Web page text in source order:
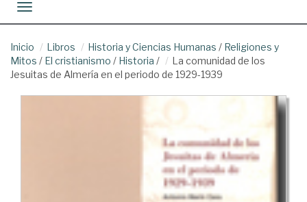
Toggle navigation
Inicio Libros Historia y Ciencias Humanas / Religiones y
Mitos / El cristianismo / Historia /
La comunidad de los
Jesuitas de Almería en el periodo de 1929-1939